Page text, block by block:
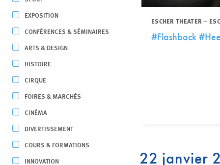
EXPOSITION
CONFÉRENCES & SÉMINAIRES
ARTS & DESIGN
HISTOIRE
CIRQUE
FOIRES & MARCHÉS
CINÉMA
DIVERTISSEMENT
COURS & FORMATIONS
INNOVATION
ESCHER THEATER –
#Flashback
22 janvier